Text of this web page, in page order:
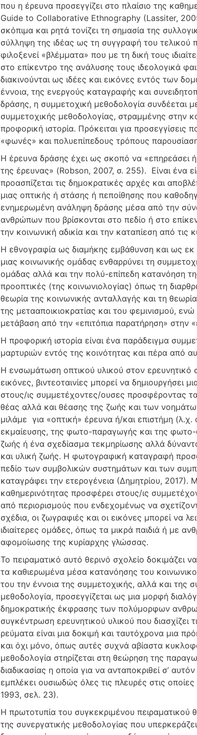
που η έρευνα προσεγγίζει στο πλαίσιο της
Guide to Collaborative Ethnography (Lassiter,
σκόπιμα και ρητά τονίζει τη σημασία της
σύλληψη της ιδέας ως τη συγγραφή του τελικού
φιλοξενεί «βλέμματα» που με τη δική τους
στο επίκεντρο της ανάλυσης τους ιδεολογικά
διακινούνται ως ιδέες και εικόνες εντός των
έννοια, της ενεργούς καταγραφής και
δράσης, η συμμετοχική μεθοδολογία συνδέεται
συμμετοχικής μεθοδολογίας, στραμμένης στην
προφορική ιστορία. Πρόκειται για
«φωνές» και πολυεπίπεδους τρόπους
Η έρευνα δράσης έχει ως σκοπό να «επηρεάσει
της έρευνας» (Robson, 2007, σ. 255). Είναι ένα
προασπίζεται τις δημοκρατικές αρχές και
μιας οπτικής ή στάσης ή πεποίθησης που
ενημερωμένη ανάληψη δράσης μέσα από την
ανθρώπων που βρίσκονται στο πεδίο ή στο
την κοινωνική αδικία και την καταπίεση από τις
Η εθνογραφία ως διαμήκης εμβάθυνση και ως
μιας κοινωνικής ομάδας ενθαρρύνει τη
ομάδας αλλά και την πολύ-επίπεδη κατανόηση
προοπτικές (της κοινωνιολογίας) όπως τη
θεωρία της κοινωνικής ανταλλαγής και τη
της μετααποικιοκρατίας και του φεμινισμού,
μετάβαση από την «επιτόπια παρατήρηση» στην
Η προφορική ιστορία είναι ένα παράδειγμα
μαρτυριών εντός της κοινότητας και πέρα από
Η ενσωμάτωση οπτικού υλικού στον ερευνητικό
εικόνες, βιντεοταινίες μπορεί να
στους/ις συμμετέχοντες/ουσες προσφέροντας
θέας αλλά και θέασης της ζωής και των
μιλάμε για «οπτική» έρευνα ή/και επιστήμη
εκμαίευσης, της φωτο-παραγωγής και της
ζωής ή ένα σχεδίασμα τεκμηρίωσης αλλά
και υλική ζωής. Η φωτογραφική καταγραφή
πεδίο των συμβολικών συστημάτων και των
καταγράφει την ετερογένεια (Δημητρίου,
καθημερινότητας προσφέρει στους/ις
από περιορισμούς που ενδεχομένως να
σχέδια, οι ζωγραφιές και οι εικόνες μπορεί να
ιδιαίτερες ομάδες, όπως τα μικρά παιδιά ή με
αφομοίωσης της κυρίαρχης γλώσσας.
Το πειραματικό αυτό θερινό σχολείο δοκιμάζει
τα καθιερωμένα μέσα κατανόησης του
του την έννοια της συμμετοχικής, αλλά και της
μεθοδολογία, προσεγγίζεται ως μια μορφή
δημοκρατικής έκφρασης των πολύμορφων
συγκέντρωση ερευνητικού υλικού που διασχίζει
ρεύματα είναι μια δοκιμή και ταυτόχρονα μια
και όχι μόνο, όπως αυτές συχνά αβίαστα
μεθοδολογία στηρίζεται στη θεώρηση της
διαδικασίας η οποία για να ανταποκριθεί σ’
εμπλέκει ουσιωδώς όλες τις πλευρές στις
1993, σελ. 23).
Η πρωτοτυπία του συγκεκριμένου πειραματικού
της συνεργατικής μεθοδολογίας που